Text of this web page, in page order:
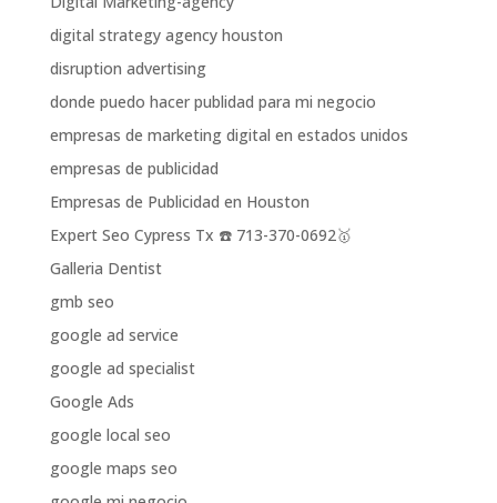
digital strategy agency houston
disruption advertising
donde puedo hacer publidad para mi negocio
empresas de marketing digital en estados unidos
empresas de publicidad
Empresas de Publicidad en Houston
Expert Seo Cypress Tx ☎️ 713-370-0692🥇
Galleria Dentist
gmb seo
google ad service
google ad specialist
Google Ads
google local seo
google maps seo